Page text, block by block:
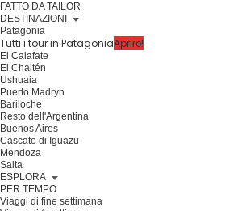
FATTO DA TAILOR
DESTINAZIONI
Patagonia
Tutti i tour in PatagoniaAprire!
El Calafate
El Chaltén
Ushuaia
Puerto Madryn
Bariloche
Resto dell'Argentina
Buenos Aires
Cascate di Iguazu
Mendoza
Salta
ESPLORA
PER TEMPO
Viaggi di fine settimana